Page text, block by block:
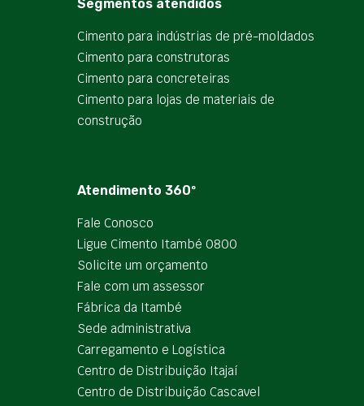
Segmentos atendidos
Cimento para indústrias de pré-moldados
Cimento para construtoras
Cimento para concreteiras
Cimento para lojas de materiais de
construção
Atendimento 360º
Fale Conosco
Ligue Cimento Itambé 0800
Solicite um orçamento
Fale com um assessor
Fábrica da Itambé
Sede administrativa
Carregamento e Logística
Centro de Distribuição Itajaí
Centro de Distribuição Cascavel